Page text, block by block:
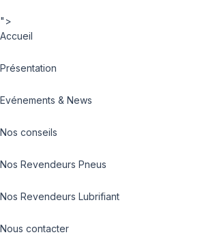
">
Accueil
Présentation
Evénements & News
Nos conseils
Nos Revendeurs Pneus
Nos Revendeurs Lubrifiant
Nous contacter